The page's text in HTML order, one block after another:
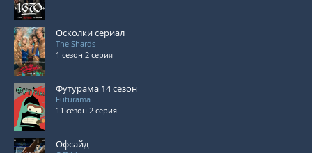
Осколки сериал
The Shards
1 сезон 2 серия
Футурама 14 сезон
Futurama
11 сезон 2 серия
Офсайд